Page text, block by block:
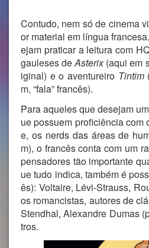
Contudo, nem só de cinema
or material em língua
ejam praticar a leitura com
gauleses deAsterix(aqui em
iginal) e o aventureiro Tintim
m, “fala” francês).
Para aqueles que desejam
ue possuem proficiência com
e, os nerds das áreas de
m), o francês conta com um
pensadores tão importante
ue tudo indica, também é
ês): Voltaire, Lévi-Strauss,
os romancistas, autores de
Stendhal, Alexandre Dumas
tros.